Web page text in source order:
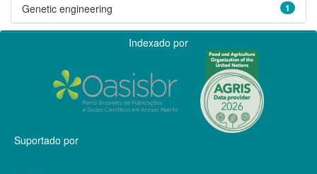
1
Genetic engineering
Indexado por
Suportado por